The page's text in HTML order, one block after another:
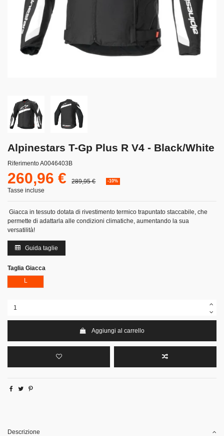
Alpinestars T-Gp Plus R V4 - Black/White
RiferimentoA0046403B
260,96 € 289,95 € -10%
Tasse incluse
Giacca in tessuto dotata di rivestimento termico trapuntato staccabile, che
permette di adattarla alle condizioni climatiche, aumentando la sua
versatilità!
Guida taglie
Taglia Giacca
L
Aggiungi al carrello
Descrizione